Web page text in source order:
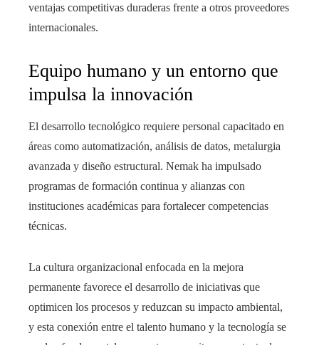
ventajas competitivas duraderas frente a otros proveedores
internacionales.
Equipo humano y un entorno que
impulsa la innovación
El desarrollo tecnológico requiere personal capacitado en
áreas como automatización, análisis de datos, metalurgia
avanzada y diseño estructural. Nemak ha impulsado
programas de formación continua y alianzas con
instituciones académicas para fortalecer competencias
técnicas.
La cultura organizacional enfocada en la mejora
permanente favorece el desarrollo de iniciativas que
optimicen los procesos y reduzcan su impacto ambiental,
y esta conexión entre el talento humano y la tecnología se